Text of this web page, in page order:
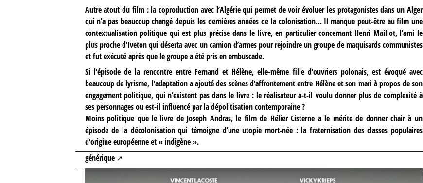
Autre atout du film : la coproduction avec l’Algérie qui permet de voir évoluer les protagonistes dans un Alger
qui n’a pas beaucoup changé depuis les dernières années de la colonisation… Il manque peut-être au film une
contextualisation politique qui est plus précise dans le livre, en particulier concernant Henri Maillot, l’ami le
plus proche d’Iveton qui déserta avec un camion d’armes pour rejoindre un groupe de maquisards communistes
et fut exécuté après que le groupe a été pris en embuscade.
Si l’épisode de la rencontre entre Fernand et Hélène, elle-même fille d’ouvriers polonais, est évoqué avec
beaucoup de lyrisme, l’adaptation a ajouté des scènes d’affrontement entre Hélène et son mari à propos de son
engagement politique, qui n’existent pas dans le livre : le réalisateur a-t-il voulu donner plus de complexité à
ses personnages ou est-il influencé par la dépolitisation contemporaine ?
Moins politique que le livre de Joseph Andras, le film de Hélier Cisterne a le mérite de donner chair à un
épisode de la décolonisation qui témoigne d’une utopie mort-née : la fraternisation des classes populaires
d’origine européenne et « indigène ».
générique